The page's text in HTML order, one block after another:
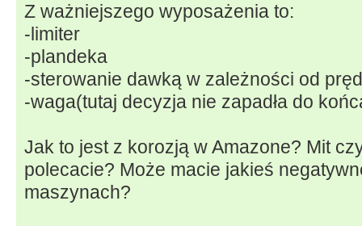
Z ważniejszego wyposażenia to:
-limiter
-plandeka
-sterowanie dawką w zależności od
-waga(tutaj decyzja nie zapadła do
Jak to jest z korozją w Amazone? Mit
polecacie? Może macie jakieś
maszynach?